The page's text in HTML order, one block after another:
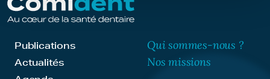
Publications
Actualités
Qui sommes-nous ?
Nos missions